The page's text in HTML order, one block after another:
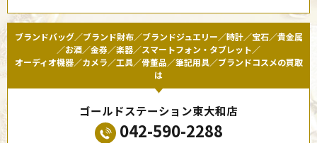
ブランドバッグ／ブランド財布／ブランドジュエリー／時計／宝石／貴金属
／お酒／金券／楽器／スマートフォン・タブレット／
オーディオ機器／カメラ／工具／骨董品／筆記用具／ブランドコスメの買取
は
ゴールドステーション東大和店
042-590-2288